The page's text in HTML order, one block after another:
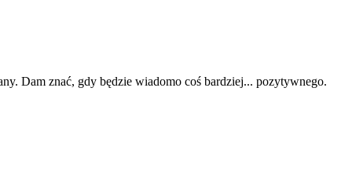
Dam znać, gdy będzie wiadomo coś bardziej... pozytywnego.